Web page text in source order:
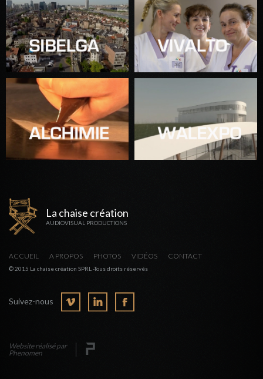
La chaise création
AUDIOVISUAL PRODUCTIONS
ACCUEIL A PROPOS PHOTOS VIDÉOS CONTACT
© 2015 La chaise création SPRL -Tous droits réservés
Suivez-nous
Website réalisé par
Phenomen